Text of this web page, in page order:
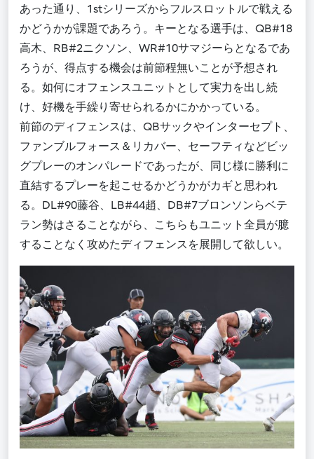
あった通り、 1stシリーズからフルスロットルで戦える
かどうかが課題であろう 。 キーとなる選手は、 QB#18
高木
RB#2ニクソン WR#10サマジーらとなるであ
ろうが、得点する機会は前節程無いことが予想され
る。如何にオフェンスユニットとして実力を出し続
け、好機を手繰り寄せられるかにかかっている。
前節のディフェンスは
QBサックやインターセプト、
ファンブルフォース＆リカバー、セーフティなどビッ
グプレーのオンパレードであったが、同じ様に勝利に
直結するプレーを起こせるかどうかがカギと思われ
る。 DL#90藤谷、 LB#44趙、 DB#7ブロンソンらベテ
ラン勢はさることながら、こちらもユニット全員が臆
することなく攻めたディフェンスを展開して欲しい。